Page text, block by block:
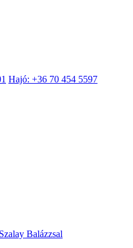
Hajó: +36 70 454 5597
Balázzsal